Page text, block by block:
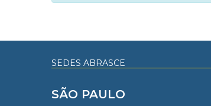
SEDES ABRASCE
SÃO PAULO